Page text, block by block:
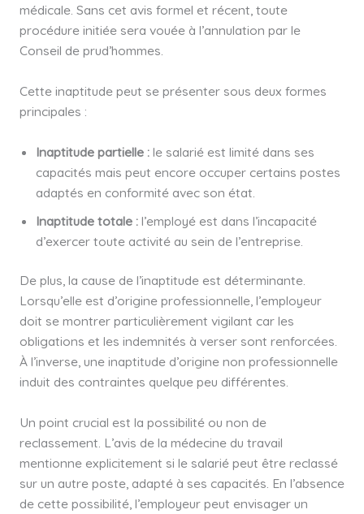
médicale. Sans cet avis formel et récent, toute
procédure initiée sera vouée à l’annulation par le
Conseil de prud’hommes.
Cette inaptitude peut se présenter sous deux formes
principales :
Inaptitude partielle :le salarié est limité dans ses
capacités mais peut encore occuper certains postes
adaptés en conformité avec son état.
Inaptitude totale :l’employé est dans l’incapacité
d’exercer toute activité au sein de l’entreprise.
De plus, la cause de l’inaptitude est déterminante.
Lorsqu’elle est d’origine professionnelle, l’employeur
doit se montrer particulièrement vigilant car les
obligations et les indemnités à verser sont renforcées.
À l’inverse, une inaptitude d’origine non professionnelle
induit des contraintes quelque peu différentes.
Un point crucial est la possibilité ou non de
reclassement. L’avis de la médecine du travail
mentionne explicitement si le salarié peut être reclassé
sur un autre poste, adapté à ses capacités. En l’absence
de cette possibilité, l’employeur peut envisager un